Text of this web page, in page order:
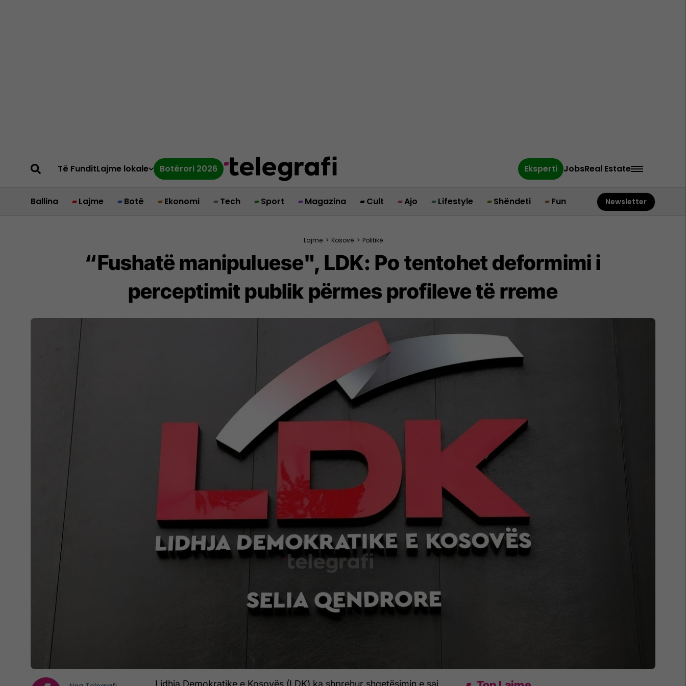
Të FunditLajme lokale Botërori 2026 Eksperti JobsReal Estate
Ballina Lajme Botë Ekonomi Tech Sport Magazina Cult Ajo Lifestyle Shëndeti Fun Newsletter
Lajme > Kosovë > Politikë
“Fushatë manipuluese", LDK: Po tentohet deformimi i
perceptimit publik përmes profileve të rreme
Lidhja Demokratike e Kosovës (LDK) ka shprehur shqetësimin e saj